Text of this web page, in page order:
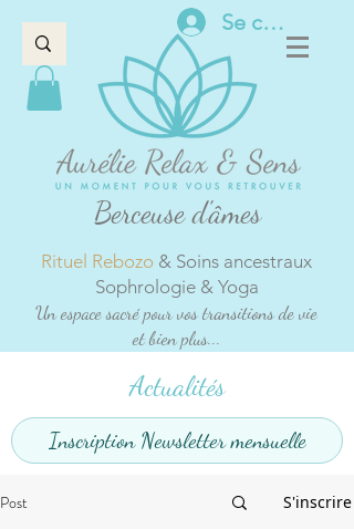
Se connecter
Berceuse d'âmes
Rituel Rebozo & Soins ancestraux
Sophrologie & Yoga
Un espace sacré pour vos transitions de vie
et bien plus...
Actualités
Inscription Newsletter mensuelle
Post S'inscrire